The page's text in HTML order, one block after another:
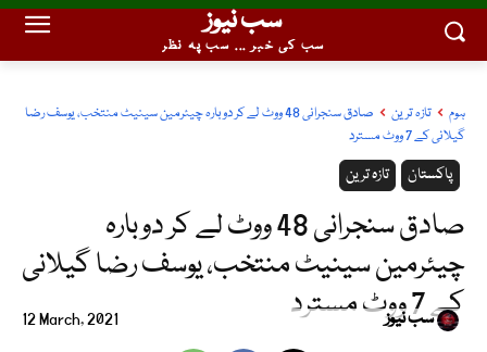
سب نیوز
سب کی خبر ... سب پہ نظر
ہوم تازہ ترین
صادق سنجرانی 48 ووٹ لے کر دوبارہ چیئرمین سینیٹ منتخب، یوسف رضا
گیلانی کے 7 ووٹ مسترد
تازہ ترین پاکستان
صادق سنجرانی 48 ووٹ لے کر دوبارہ
چیئرمین سینیٹ منتخب، یوسف رضا گیلانی
کے 7 ووٹ مسترد
12 March, 2021 سب نیوز